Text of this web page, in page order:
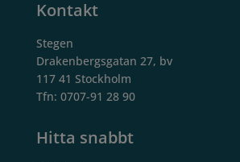
Kontakt
Stegen
Drakenbergsgatan 27, bv
117 41 Stockholm
Tfn: 0707-91 28 90
Hitta snabbt